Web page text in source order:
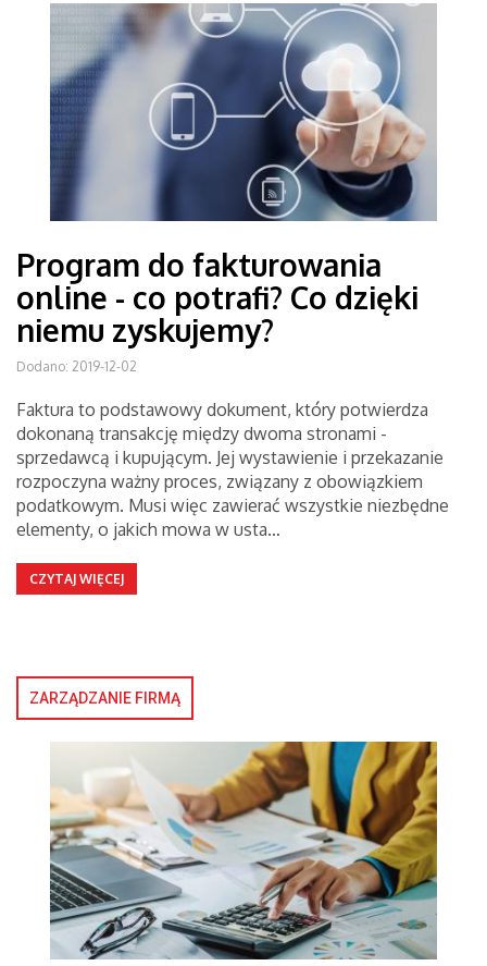
Program do fakturowania
online - co potrafi? Co dzięki
niemu zyskujemy?
Dodano: 2019-12-02
Faktura to podstawowy dokument, który potwierdza
dokonaną transakcję między dwoma stronami -
sprzedawcą i kupującym. Jej wystawienie i przekazanie
rozpoczyna ważny proces, związany z obowiązkiem
podatkowym. Musi więc zawierać wszystkie niezbędne
elementy, o jakich mowa w usta…
CZYTAJ WIĘCEJ
ZARZĄDZANIE FIRMĄ